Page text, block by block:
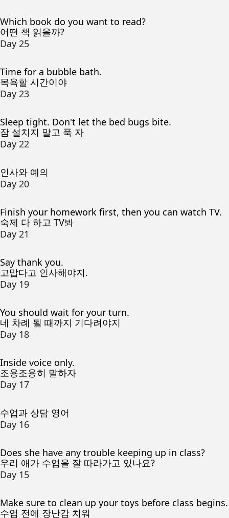
Which book do you want to read?
어떤 책 읽을까?
Day 25
Time for a bubble bath.
목욕할 시간이야
Day 23
Sleep tight. Don't let the bed bugs bite.
잠 설치지 말고 푹 자
Day 22
인사와 예의
Day 20
Finish your homework first, then you can watch TV.
숙제 다 하고 TV봐
Day 21
Say thank you.
고맙다고 인사해야지.
Day 19
You should wait for your turn.
네 차례 될 때까지 기다려야지
Day 18
Inside voice only.
조용조용히 말하자
Day 17
수업과 상담 영어
Day 16
Does she have any trouble keeping up in class?
우리 애가 수업을 잘 따라가고 있나요?
Day 15
Make sure to clean up your toys before class begins.
수업 전에 장난감 치워